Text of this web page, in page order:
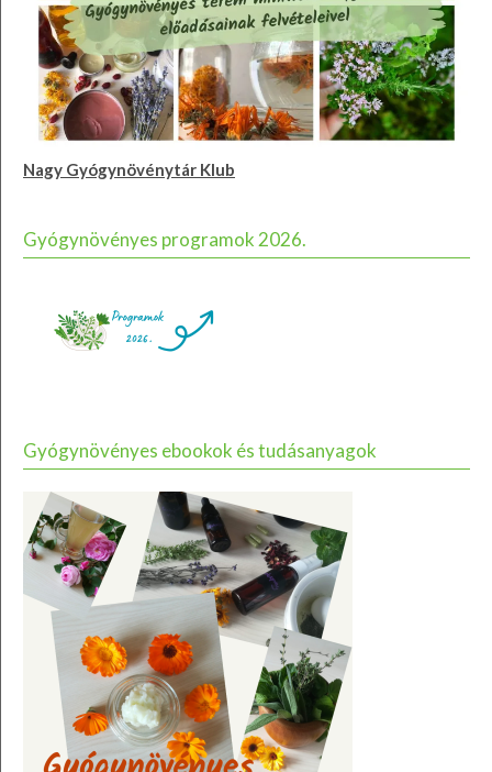
Nagy Gyógynövénytár Klub
Gyógynövényes programok 2026.
Gyógynövényes ebookok és tudásanyagok